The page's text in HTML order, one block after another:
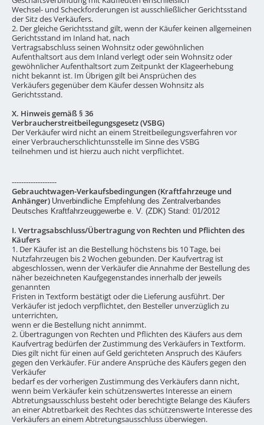
Wechsel- und Scheckforderungen ist ausschließlicher Gerichtsstand
der Sitz des Verkäufers.
2. Der gleiche Gerichtsstand gilt, wenn der Käufer keinen allgemeinen
Gerichtsstand im Inland hat, nach
Vertragsabschluss seinen Wohnsitz oder gewöhnlichen
Aufenthaltsort aus dem Inland verlegt oder sein Wohnsitz oder
gewöhnlicher Aufenthaltsort zum Zeitpunkt der Klageerhebung
nicht bekannt ist. Im Übrigen gilt bei Ansprüchen des
Verkäufers gegenüber dem Käufer dessen Wohnsitz als
Gerichtsstand.
X. Hinweis gemäß § 36
Verbraucherstreitbeilegungsgesetz (VSBG)
Der Verkäufer wird nicht an einem Streitbeilegungsverfahren vor
einer Verbraucherschlichtunsstelle im Sinne des VSBG
teilnehmen und ist hierzu auch nicht verpflichtet.
-------------------
Gebrauchtwagen-Verkaufsbedingungen (Kraftfahrzeuge und
Anhänger) Unverbindliche Empfehlung des Zentralverbandes
Deutsches Kraftfahrzeuggewerbe e. V. (ZDK) Stand: 01/2012
I. Vertragsabschluss/Übertragung von Rechten und Pflichtendes
Käufers
1. Der Käufer ist an die Bestellung höchstens bis 10 Tage, bei
Nutzfahrzeugen bis 2 Wochen gebunden. Der Kaufvertrag ist
abgeschlossen, wenn der Verkäufer die Annahme der Bestellung des
näher bezeichneten Kaufgegenstandes innerhalb der jeweils
genannten
Fristen in Textform bestätigt oder die Lieferung ausführt. Der
Verkäufer ist jedoch verpflichtet, den Besteller unverzüglich zu
unterrichten,
wenn er die Bestellung nicht annimmt.
2. Übertragungen von Rechten und Pflichten des Käufers aus dem
Kaufvertrag bedürfen der Zustimmung des Verkäufers in Textform.
Dies gilt nicht für einen auf Geld gerichteten Anspruch des Käufers
gegen den Verkäufer. Für andere Ansprüche des Käufers gegen den
Verkäufer
bedarf es der vorherigen Zustimmung des Verkäufers dann nicht,
wenn beim Verkäufer kein schützenswertes Interesse an einem
Abtretungsausschluss besteht oder berechtigte Belange des Käufers
an einer Abtretbarkeit des Rechtes das schützenswerte Interesse des
Verkäufers an einem Abtretungsausschluss überwiegen.